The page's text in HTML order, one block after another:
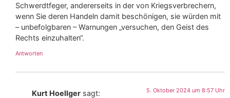
Schwerdtfeger, andererseits in der von Kriegsverbrechern,
wenn Sie deren Handeln damit beschönigen, sie würden mit
– unbefolgbaren – Warnungen „versuchen, den Geist des
Rechts einzuhalten“.
Antworten
Kurt Hoellger sagt: 5. Oktober 2024 um 8:57 Uhr